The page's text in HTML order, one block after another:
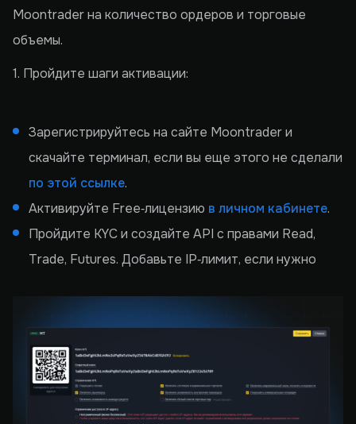
Moontrader на количество ордеров и торговые
объемы.
1. Пройдите шаги активации:
Зарегистрируйтесь на сайте Moontrader и
скачайте терминал, если вы еще этого не сделали
по этой ссылке.
Активируйте Free‑лицензию в личном кабинете.
Пройдите KYC и создайте API с правами Read,
Trade, Futures. Добавьте IP‑лимит, если нужно